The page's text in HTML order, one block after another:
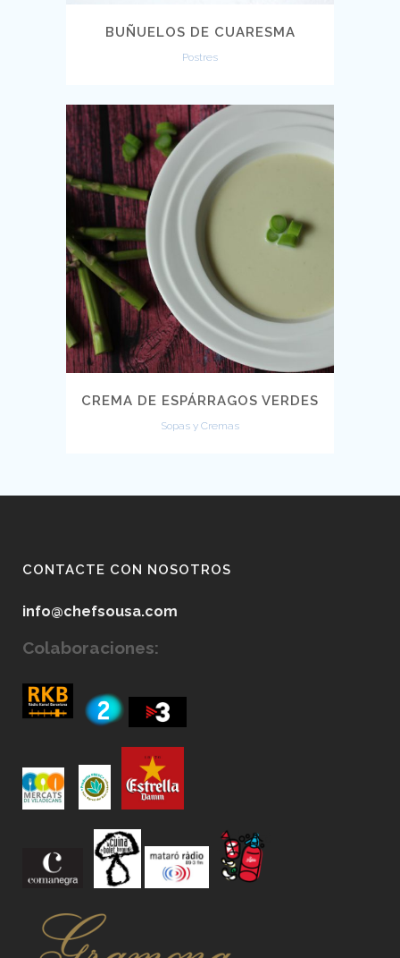
BUÑUELOS DE CUARESMA
Postres
CREMA DE ESPÁRRAGOS VERDES
Sopas y Cremas
CONTACTE CON NOSOTROS
info@chefsousa.com
Colaboraciones: